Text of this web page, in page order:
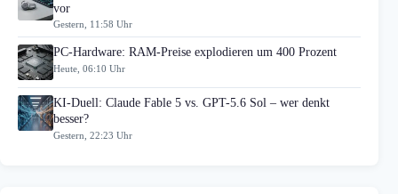
vor
Gestern, 11:58 Uhr
PC-Hardware: RAM-Preise explodieren um 400 Prozent
Heute, 06:10 Uhr
KI-Duell: Claude Fable 5 vs. GPT-5.6 Sol – wer denkt
besser?
Gestern, 22:23 Uhr